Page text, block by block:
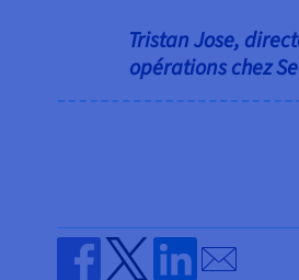
Tristan Jose,
opérations chez
Send by